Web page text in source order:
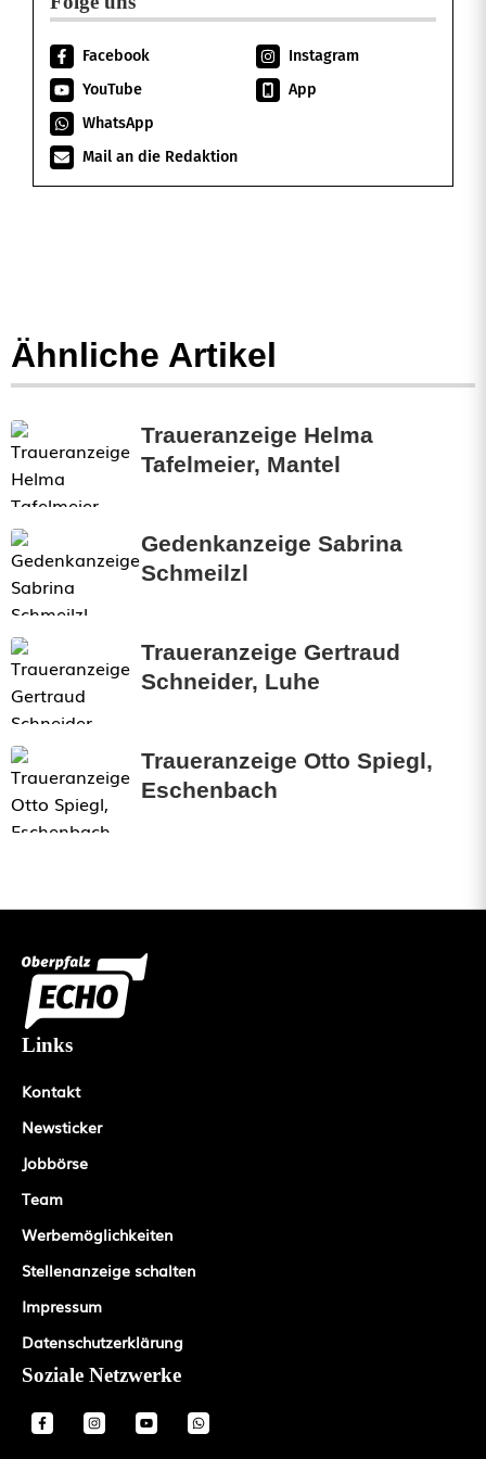
W
h
e
Facebook
Instagram
YouTube
App
WhatsApp
Mail an die Redaktion
Ähnliche Artikel
Traueranzeige Helma
Tafelmeier, Mantel
Gedenkanzeige Sabrina
Schmeilzl
Traueranzeige Gertraud
Schneider, Luhe
Traueranzeige Otto Spiegl,
Eschenbach
Links
Kontakt
Newsticker
Jobbörse
Team
Werbemöglichkeiten
Stellenanzeige schalten
Impressum
Datenschutzerklärung
Soziale Netzwerke